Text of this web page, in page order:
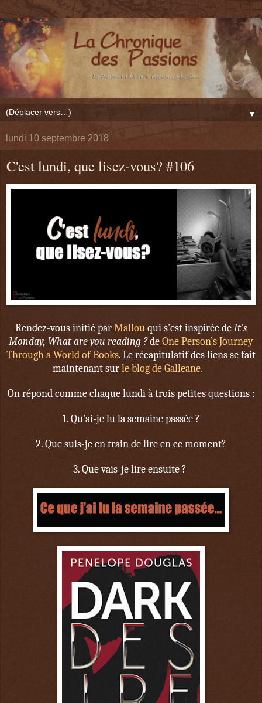
▼
lundi 10 septembre 2018
C'est lundi, que lisez-vous? #106
Rendez-vous initié parMallouqui s'est inspirée deIt's
Monday, What are you reading ?deOne Person’s Journey
Through a World of Books. Le récapitulatif des liens se fait
maintenant surle blog de Galleane.
On répond comme chaque lundi à trois petites questions :
1. Qu'ai-je lu la semaine passée ?
2. Que suis-je en train de lire en ce moment?
3. Que vais-je lire ensuite ?